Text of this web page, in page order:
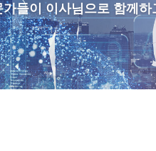
들이 이사님으로 함께하